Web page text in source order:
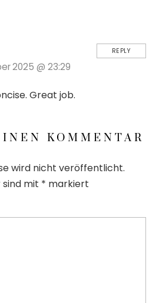
2025 @ 23:29
Great job.
REPLY
KOMMENTAR
wird nicht veröffentlicht.
mit * markiert